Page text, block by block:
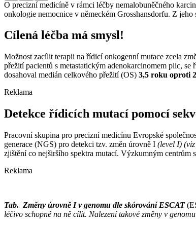
O precizní medicíně v rámci léčby nemalobuněčného
onkologie nemocnice v německém Grosshansdorfu. Z
Cílená léčba má smysl!
Možnost zacílit terapii na řídicí onkogenní mutace zcela
přežití pacientů s metastatickým adenokarcinomem plic,
dosahoval medián celkového přežití (OS) 3,5 roku oproti
Reklama
Detekce řídicích mutací pomocí
Pracovní skupina pro precizní medicínu Evropské
generace (NGS) pro detekci tzv. změn úrovně I (level I)
zjištění co nejširšího spektra mutací. Výzkumným centrům
Reklama
Tab. Změny úrovně I v genomu dle skórování ESCAT
léčivo schopné na ně cílit. Nalezenítakové změny v